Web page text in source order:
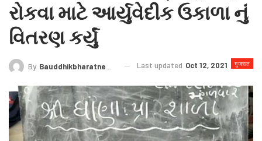
રોકવા માટે આર્યુવેદીક ઉકાળા નું
વિતરણ કર્યું
गुजरात
By Bauddhikbharatnews@gmail.com Last updated Oct 12, 2021